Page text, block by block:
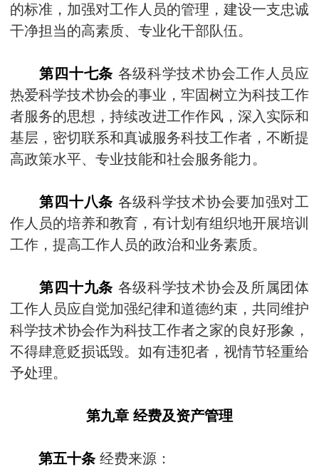
的标准，加强对工作人员的管理，建设一支忠诚
干净担当的高素质、专业化干部队伍。
第四十七条 各级科学技术协会工作人员应
热爱科学技术协会的事业，牢固树立为科技工作
者服务的思想，持续改进工作作风，深入实际和
基层，密切联系和真诚服务科技工作者，不断提
高政策水平、专业技能和社会服务能力。
第四十八条 各级科学技术协会要加强对工
作人员的培养和教育，有计划有组织地开展培训
工作，提高工作人员的政治和业务素质。
第四十九条 各级科学技术协会及所属团体
工作人员应自觉加强纪律和道德约束，共同维护
科学技术协会作为科技工作者之家的良好形象，
不得肆意贬损诋毁。如有违犯者，视情节轻重给
予处理。
第九章 经费及资产管理
第五十条 经费来源：